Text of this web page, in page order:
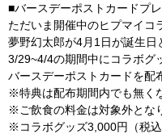
■バースデーポストカードプ
ただいま開催中のヒプマイコ
夢野幻太郎が4月1日が誕生日
3/29~4/4の期間中にコラボグ
バースデーポストカードを配
※特典は配布期間内でも無く
※ご飲食の料金は対象外とな
※コラボグッズ3,000円（税